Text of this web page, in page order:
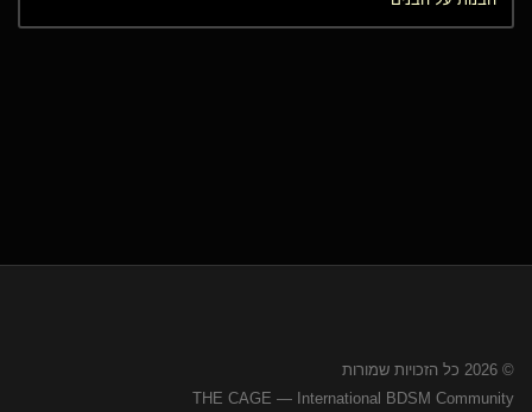
© 2026 כל הזכויות שמורות
THE CAGE — International BDSM Community